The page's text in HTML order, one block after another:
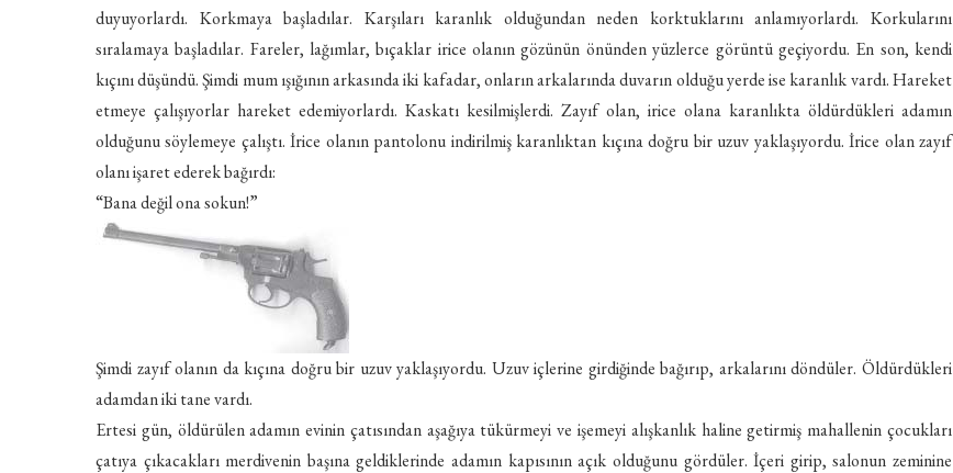
duyuyorlardı. Korkmaya başladılar. Karşıları karanlık olduğundan neden korktuklarını anlamıyorlardı. Korkularını
sıralamaya başladılar. Fareler, lağımlar, bıçaklar irice olanın gözünün önünden yüzlerce görüntü geçiyordu. En son, kendi
kıçını düşündü. Şimdi mum ışığının arkasında iki kafadar, onların arkalarında duvarın olduğu yerde ise karanlık vardı. Hareket
etmeye çalışıyorlar hareket edemiyorlardı. Kaskatı kesilmişlerdi. Zayıf olan, irice olana karanlıkta öldürdükleri adamın
olduğunu söylemeye çalıştı. İrice olanın pantolonu indirilmiş karanlıktan kıçına doğru bir uzuv yaklaşıyordu. İrice olan zayıf
olanı işaret ederek bağırdı:
“Bana değil ona sokun!”
Şimdi zayıf olanın da kıçına doğru bir uzuv yaklaşıyordu. Uzuv içlerine girdiğinde bağırıp, arkalarını döndüler. Öldürdükleri
adamdan iki tane vardı.
Ertesi gün, öldürülen adamın evinin çatısından aşağıya tükürmeyi ve işemeyi alışkanlık haline getirmiş mahallenin çocukları
çatıya çıkacakları merdivenin başına geldiklerinde adamın kapısının açık olduğunu gördüler. İçeri girip, salonun zeminine